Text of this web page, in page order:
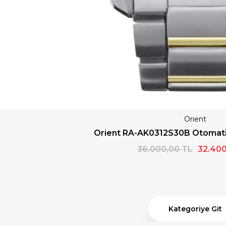
4
Kategoriye Git
FIRSAT1000
KOPYALA